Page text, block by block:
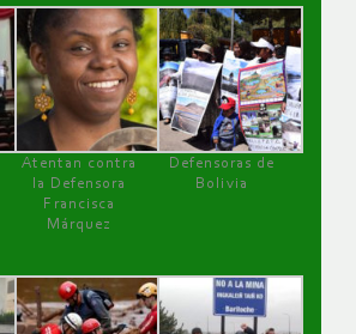
Atentan contra
la Defensora
Francisca
Márquez
Defensoras de
Bolivia